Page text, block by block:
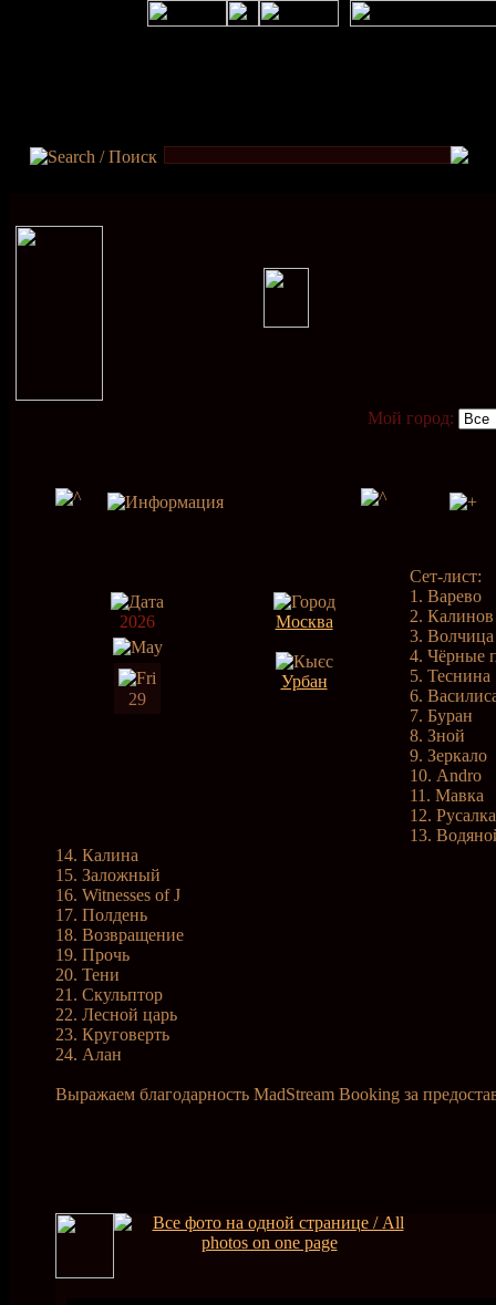
Мой город:
2026
29
Москва
Урбан
Сет-лист:
1. Варево
2. Калинов
3. Волчица
4. Чёрные
5. Теснина
6.
7. Буран
8. Зной
9. Зеркало
10. Andro
11. Мавка
12. Русалка
13.
14. Калина
15. Заложный
16. Witnesses of J
17. Полдень
18. Возвращение
19. Прочь
20. Тени
21. Скульптор
22. Лесной царь
23. Круговерть
24. Алан
Выражаем благодарность MadStream Booking за